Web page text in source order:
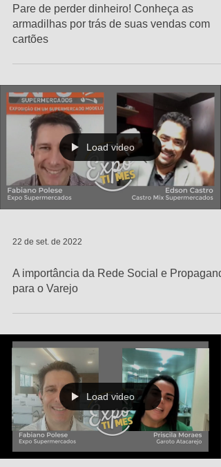
Pare de perder dinheiro! Conheça as
armadilhas por trás de suas vendas com
cartões
Load video
22 de set. de 2022
A importância da Rede Social e
para o Varejo
Load video